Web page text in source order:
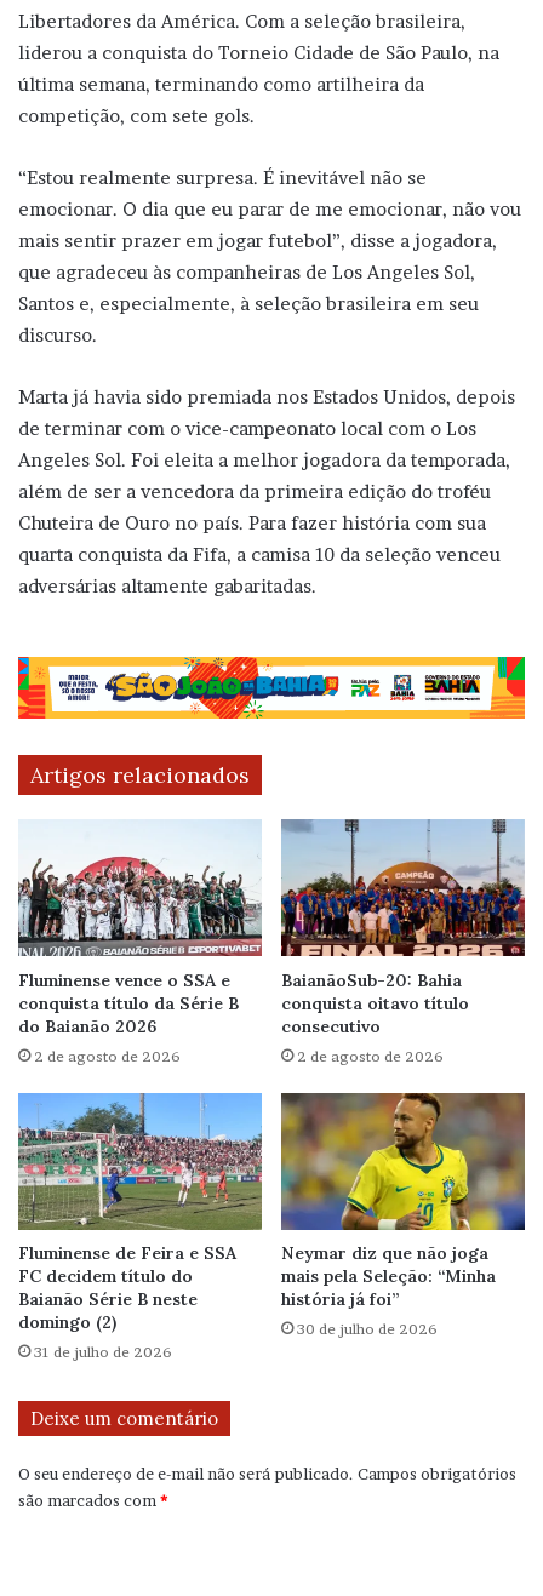
Libertadores da América. Com a seleção brasileira,
liderou a conquista do Torneio Cidade de São Paulo, na
última semana, terminando como artilheira da
competição, com sete gols.
“Estou realmente surpresa. É inevitável não se
emocionar. O dia que eu parar de me emocionar, não vou
mais sentir prazer em jogar futebol”, disse a jogadora,
que agradeceu às companheiras de Los Angeles Sol,
Santos e, especialmente, à seleção brasileira em seu
discurso.
Marta já havia sido premiada nos Estados Unidos, depois
de terminar com o vice-campeonato local com o Los
Angeles Sol. Foi eleita a melhor jogadora da temporada,
além de ser a vencedora da primeira edição do troféu
Chuteira de Ouro no país. Para fazer história com sua
quarta conquista da Fifa, a camisa 10 da seleção venceu
adversárias altamente gabaritadas.
Artigos relacionados
Fluminense vence o SSA e
conquista título da Série B
do Baianão 2026
2 de agosto de 2026
BaianãoSub-20: Bahia
conquista oitavo título
consecutivo
2 de agosto de 2026
Fluminense de Feira e SSA
FC decidem título do
Baianão Série B neste
domingo (2)
31 de julho de 2026
Neymar diz que não joga
mais pela Seleção: “Minha
história já foi”
30 de julho de 2026
Deixe um comentário
O seu endereço de e-mail não será publicado. Campos obrigatórios
são marcados com*